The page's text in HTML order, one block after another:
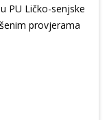
PU Ličko-senjske
provjerama